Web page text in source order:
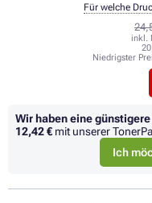
inkl.
Niedrigster
Für welche
Wir haben eine
12,42 € mit unserer
Ich